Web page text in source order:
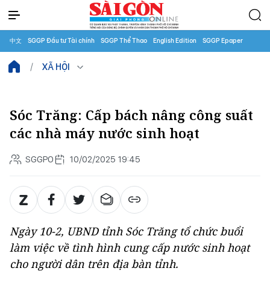
中文 SGGP Đầu tư Tài chính SGGP Thể Thao English Edition SGGP Epaper
XÃ HỘI
Sóc Trăng: Cấp bách nâng công suất
các nhà máy nước sinh hoạt
SGGPO 10/02/2025 19:45
Ngày 10-2, UBND tỉnh Sóc Trăng tổ chức buổi
làm việc về tình hình cung cấp nước sinh hoạt
cho người dân trên địa bàn tỉnh.